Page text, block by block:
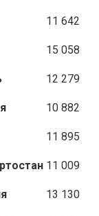
11 642
15 058
12 279
10 882
11 895
11 009
13 130